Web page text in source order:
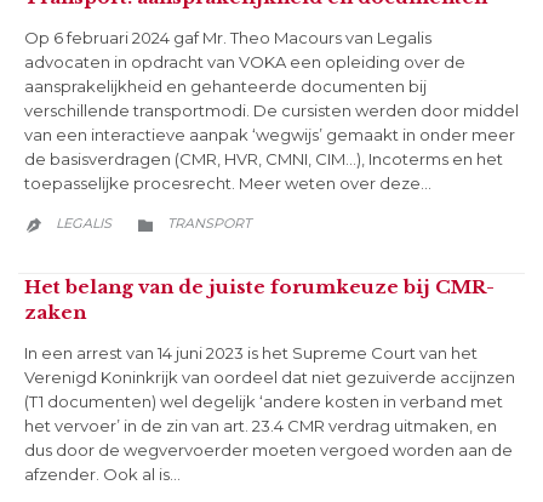
Op 6 februari 2024 gaf Mr. Theo Macours van Legalis
advocaten in opdracht van VOKA een opleiding over de
aansprakelijkheid en gehanteerde documenten bij
verschillende transportmodi. De cursisten werden door middel
van een interactieve aanpak ‘wegwijs’ gemaakt in onder meer
de basisverdragen (CMR, HVR, CMNI, CIM…), Incoterms en het
toepasselijke procesrecht. Meer weten over deze…
 LEGALIS  CATEGORY
TRANSPORT
Het belang van de juiste forumkeuze bij CMR-
zaken
In een arrest van 14 juni 2023 is het Supreme Court van het
Verenigd Koninkrijk van oordeel dat niet gezuiverde accijnzen
(T1 documenten) wel degelijk ‘andere kosten in verband met
het vervoer’ in de zin van art. 23.4 CMR verdrag uitmaken, en
dus door de wegvervoerder moeten vergoed worden aan de
afzender. Ook al is…